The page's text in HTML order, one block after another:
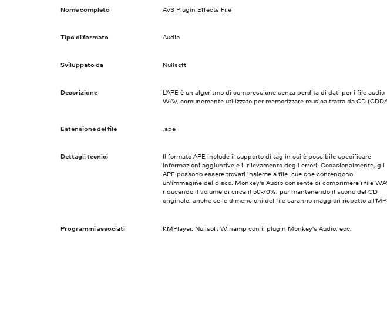
Nome completo AVS Plugin Effects File
Tipo di formato Audio
Sviluppato da Nullsoft
Descrizione
L'APE è un algoritmo di compressione senza perdita di dati per i file audio
WAV, comunemente utilizzato per memorizzare musica tratta da CD
Estensione del file .ape
Dettagli tecnici
Il formato APE include il supporto di tag in cui è possibile specificare
informazioni aggiuntive e il rilevamento degli errori. Occasionalmente, gli
APE possono essere trovati insieme a file .cue che contengono
un'immagine del disco. Monkey's Audio consente di comprimere i file
riducendo il volume di circa il 50-70%, pur mantenendo il suono del CD
originale, anche se le dimensioni del file saranno maggiori rispetto
Programmi associati KMPlayer, Nullsoft Winamp con il plugin Monkey's Audio, ecc.